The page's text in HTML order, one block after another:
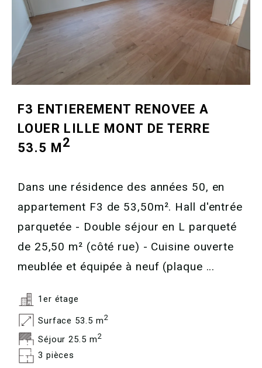
F3 ENTIEREMENT RENOVEE A
LOUER LILLE MONT DE TERRE
53.5 M2
Dans une résidence des années 50, en
appartement F3 de 53,50m². Hall d'entrée
parquetée - Double séjour en L parqueté
de 25,50 m² (côté rue) - Cuisine ouverte
meublée et équipée à neuf (plaque ...
1er étage
Surface 53.5 m2
Séjour 25.5 m2
3 pièces